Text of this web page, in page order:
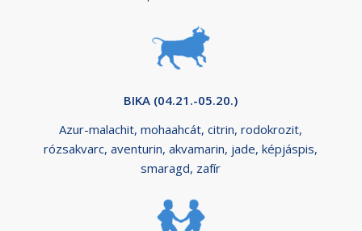
BIKA (04.21.-05.20.)
Azur-malachit, mohaahcát, citrin, rodokrozit,
rózsakvarc, aventurin, akvamarin, jade, képjáspis,
smaragd, zafír